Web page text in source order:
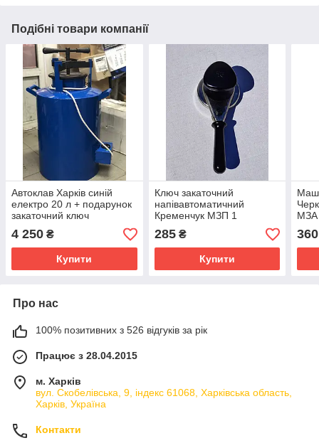
Подібні товари компанії
Автоклав Харків синій
електро 20 л + подарунок
закаточний ключ
4 250 ₴
Купити
Ключ закаточний
напівавтоматичний
Кременчук МЗП 1
285₴
Купити
МЗА
360
Про нас
100% позитивних з 526 відгуків за рік
Працює з 28.04.2015
м. Харків
вул. Скобелівська, 9, індекс 61068, Харківська область,
Харків, Україна
Контакти